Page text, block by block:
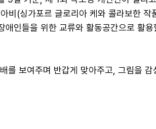
비(싱가포르 글로리아 케와 콜라보한 작
인들을 위한 교류와 활동공간으로 활용
를 보여주며 반갑게 맞아주고, 그림을 감